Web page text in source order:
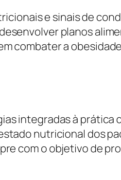
e sinais de
planos
combater a
integradas à prática
nutricional dos
com o objetivo de